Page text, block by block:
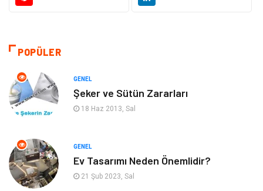
Giyim
Otomotiv
Gıda
Anne & Çocuk Müzik
POPÜLER
GENEL
Şeker ve Sütün Zararları
18 Haz 2013, Sal
GENEL
Ev Tasarımı Neden Önemlidir?
21 Şub 2023, Sal